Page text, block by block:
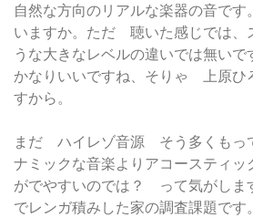
自然な方向のリアルな楽器の音です
いますか。ただ 聴いた感じでは、
うな大きなレベルの違いでは無いで
かなりいいですね、そりゃ 上原ひ
すから。
まだ ハイレゾ音源 そう多くもっ
ナミックな音楽よりアコースティッ
がでやすいのでは？ って気がしま
でレンガ積みした家の調査課題です。